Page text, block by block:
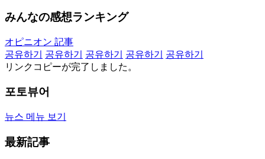
みんなの感想ランキング
オピニオン 記事
공유하기
공유하기 공유하기 공유하기
공유하기
リンクコピーが完了しました。
포토뷰어
뉴스 메뉴 보기
最新記事